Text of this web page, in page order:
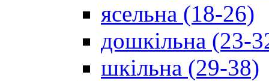
ясельна (18-26)
дошкільна (23-
шкільна (29-38)